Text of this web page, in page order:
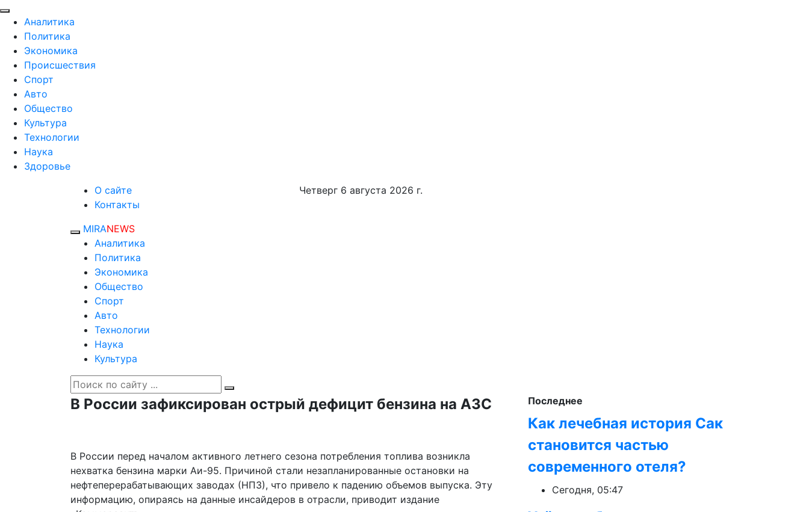
Аналитика
Политика
Экономика
Происшествия
Спорт
Авто
Общество
Культура
Технологии
Наука
Здоровье
О сайте
Контакты
Четверг 6 августа 2026 г.
MIRANEWS
Аналитика
Политика
Экономика
Общество
Спорт
Авто
Технологии
Наука
Культура
В России зафиксирован острый дефицит бензина на АЗС
В России перед началом активного летнего сезона потребления топлива возникла
нехватка бензина марки Аи-95. Причиной стали незапланированные остановки на
нефтеперерабатывающих заводах (НПЗ), что привело к падению объемов выпуска. Эту
информацию, опираясь на данные инсайдеров в отрасли, приводит издание
Последнее
Как лечебная история Сак
становится частью
современного отеля?
Сегодня, 05:47